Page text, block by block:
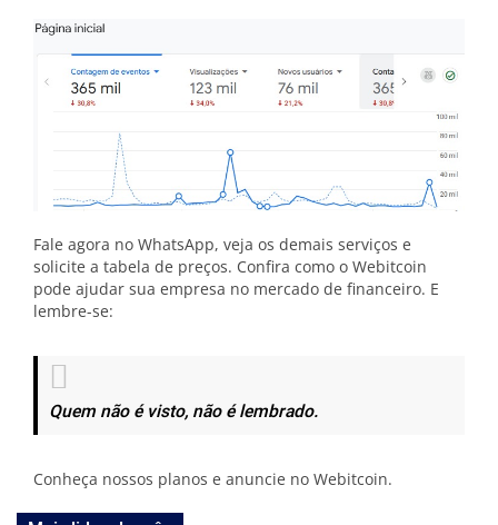
Fale agora no WhatsApp, veja os demais serviços e
solicite a tabela de preços. Confira como o Webitcoin
pode ajudar sua empresa no mercado de financeiro. E
lembre-se:
Quem não é visto, não é lembrado.
Conheça nossos planos e anuncie no Webitcoin.